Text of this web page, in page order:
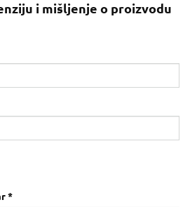
i mišljenje o proizvodu
*